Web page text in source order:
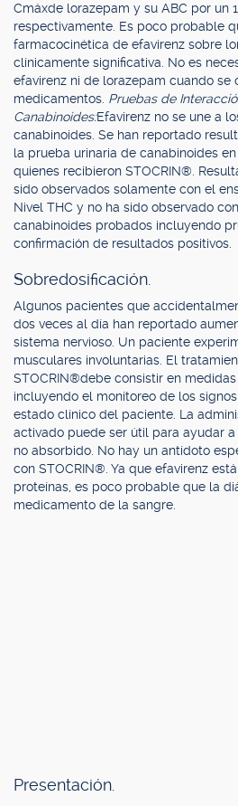
Cmáxde lorazepam y su ABC por un
respectivamente. Es poco probable
farmacocinética de efavirenz sobre
clínicamente significativa. No es
efavirenz ni de lorazepam cuando se
medicamentos. Pruebas de
Canabinoides:Efavirenz no se une a
canabinoides. Se han reportado
la prueba urinaria de canabinoides
quienes recibieron STOCRIN®.
sido observados solamente con el
Nivel THC y no ha sido observado
canabinoides probados incluyendo
confirmación de resultados positivos.
Sobredosificación.
Algunos pacientes que
dos veces al día han reportado
sistema nervioso. Un paciente
musculares involuntarias. El
STOCRIN®debe consistir en
incluyendo el monitoreo de los
estado clínico del paciente. La
activado puede ser útil para ayudar
no absorbido. No hay un antídoto
con STOCRIN®. Ya que efavirenz
proteínas, es poco probable que la
medicamento de la sangre.
Presentación.